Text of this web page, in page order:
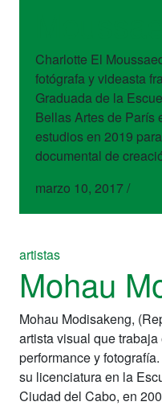
Charlotte El
fotógrafa y videasta
Graduada de la
Bellas Artes de París
estudios en 2019
documental de
marzo 10, 2017/
artistas
Mohau
Mohau Modisakeng,
artista visual que
performance y
su licenciatura en la
Ciudad del Cabo, en